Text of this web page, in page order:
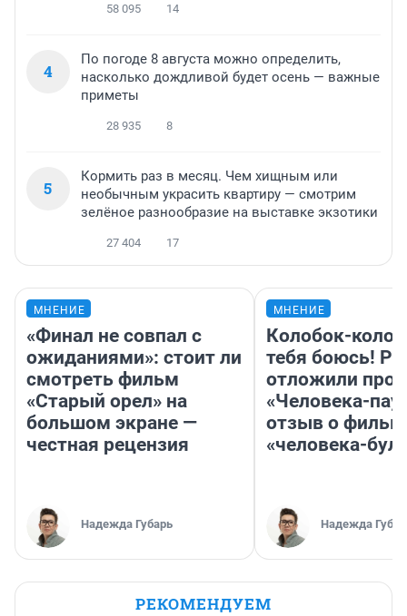
58 095 14
4
По погоде 8 августа можно определить,
насколько дождливой будет осень — важные
приметы
28 935 8
5
Кормить раз в месяц. Чем хищным или
необычным украсить квартиру — смотрим
зелёное разнообразие на выставке экзотики
27 404 17
МНЕНИЕ
«Финал не совпал с
ожиданиями»: стоит ли
смотреть фильм
«Старый орел» на
большом экране —
честная рецензия
Надежда Губарь
МНЕНИЕ
Колобок-
тебя боюсь!
отложили
«Человека-
отзыв о
«человека-
Надежда
РЕКОМЕНДУЕМ